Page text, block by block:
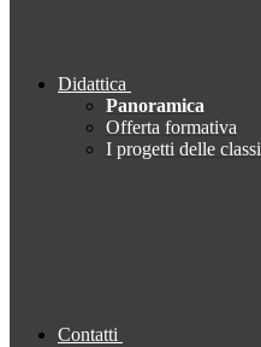
Didattica
Panoramica
Offerta formativa
I progetti delle classi
Contatti